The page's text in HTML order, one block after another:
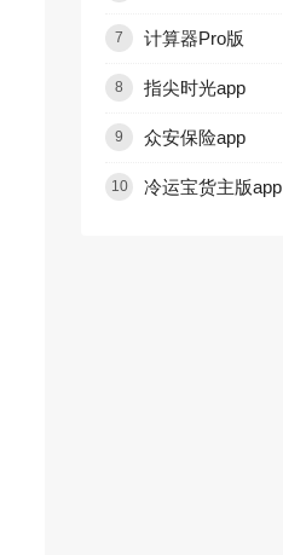
计算器Pro版
7
指尖时光app
8
众安保险app
9
冷运宝货主版app
10